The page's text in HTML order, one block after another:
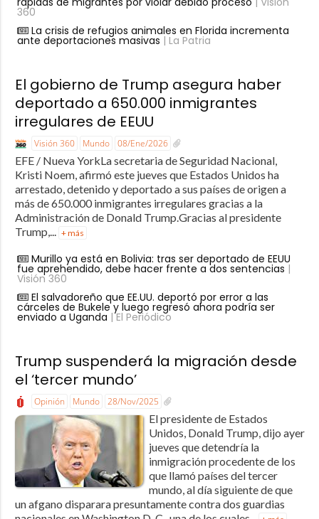
360
La crisis de refugios animales en Florida incrementa
ante deportaciones masivas | La Patria
El gobierno de Trump asegura haber
deportado a 650.000 inmigrantes
irregulares de EEUU
Visión 360 Mundo 08/Ene/2026
EFE / Nueva YorkLa secretaria de Seguridad Nacional,
Kristi Noem, afirmó este jueves que Estados Unidos ha
arrestado, detenido y deportado a sus países de origen a
más de 650.000 inmigrantes irregulares gracias a la
Administración de Donald Trump.Gracias al presidente
Trump,... + más
Murillo ya está en Bolivia: tras ser deportado de EEUU
fue aprehendido, debe hacer frente a dos sentencias |
Visión 360
El salvadoreño que EE.UU. deportó por error a las
cárceles de Bukele y luego regresó ahora podría ser
enviado a Uganda | El Periódico
Trump suspenderá la migración desde
el ‘tercer mundo’
Opinión Mundo 28/Nov/2025
El presidente de Estados
Unidos, Donald Trump, dijo ayer
jueves que detendría la
inmigración procedente de los
que llamó países del tercer
mundo, al día siguiente de que
un afgano disparara presuntamente contra dos guardias